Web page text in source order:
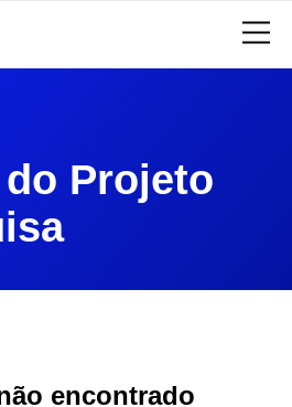
Projeto
encontrado